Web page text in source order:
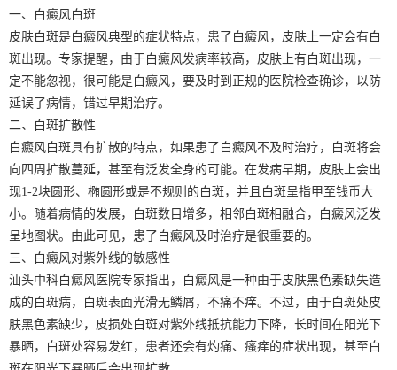
一、白癜风白斑
皮肤白斑是白癜风典型的症状特点，患了白癜风，皮肤上一定会有白
斑出现。专家提醒，由于白癜风发病率较高，皮肤上有白斑出现，一
定不能忽视，很可能是白癜风，要及时到正规的医院检查确诊，以防
延误了病情，错过早期治疗。
二、白斑扩散性
白癜风白斑具有扩散的特点，如果患了白癜风不及时治疗，白斑将会
向四周扩散蔓延，甚至有泛发全身的可能。在发病早期，皮肤上会出
现1-2块圆形、椭圆形或是不规则的白斑，并且白斑呈指甲至钱币大
小。随着病情的发展，白斑数目增多，相邻白斑相融合，白癜风泛发
呈地图状。由此可见，患了白癜风及时治疗是很重要的。
三、白癜风对紫外线的敏感性
汕头中科白癜风医院专家指出，白癜风是一种由于皮肤黑色素缺失造
成的白斑病，白斑表面光滑无鳞屑，不痛不痒。不过，由于白斑处皮
肤黑色素缺少，皮损处白斑对紫外线抵抗能力下降，长时间在阳光下
暴晒，白斑处容易发红，患者还会有灼痛、瘙痒的症状出现，甚至白